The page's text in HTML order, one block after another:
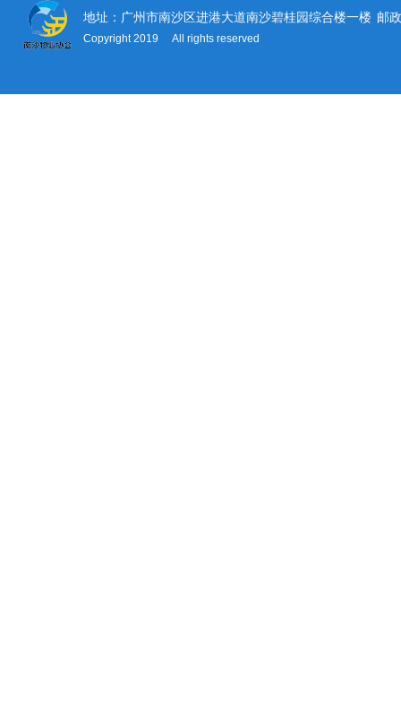
地址：广州市南沙区进港大道南沙碧桂园综合楼一楼 邮
Copyright 2019 All rights reserved